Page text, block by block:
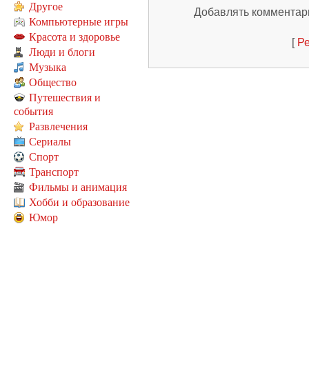
Другое
Компьютерные игры
Красота и здоровье
Люди и блоги
Музыка
Общество
Путешествия и
события
Развлечения
Сериалы
Спорт
Транспорт
Фильмы и анимация
Хобби и образование
Юмор
Добавлять
[